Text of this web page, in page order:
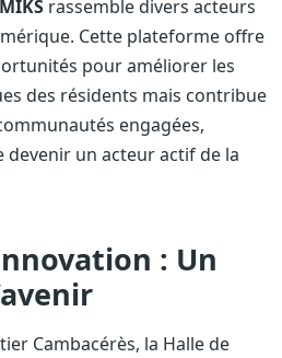
rassemble divers acteurs
Cette plateforme offre
pour améliorer les
des résidents mais contribue
engagées,
un acteur actif de la
: Un
Cambacérès, la Halle de